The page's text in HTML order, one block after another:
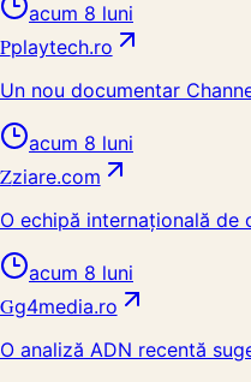
acum 8 luni
Pplaytech.ro
Un nou documentar
acum 8 luni
Zziare.com
O echipă internațională
acum 8 luni
Gg4media.ro
O analiză ADN recentă